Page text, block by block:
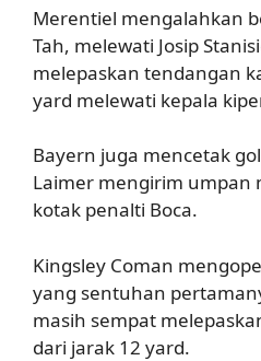
Merentiel mengalahkan
Tah, melewati Josip
melepaskan tendangan
yard melewati kepala
Bayern juga mencetak
Laimer mengirim umpan
kotak penalti Boca.
Kingsley Coman
yang sentuhan
masih sempat
dari jarak 12 yard.